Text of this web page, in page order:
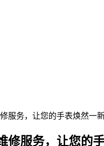
服务，让您的手表焕然一新
服务，让您的手